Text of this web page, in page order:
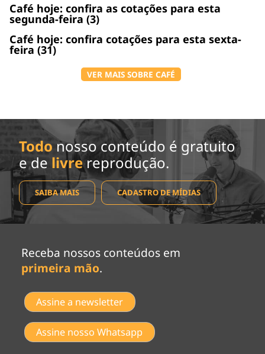
Café hoje: confira as cotações para esta
segunda-feira (3)
Café hoje: confira cotações para esta sexta-
feira (31)
VER MAIS SOBRE CAFÉ
Todo nosso conteúdo é gratuito
e de livrereprodução.
SAIBA MAIS CADASTRO DE MÍDIAS
Receba nossos conteúdos em
primeira mão.
Assine a newsletter
Assine nosso Whatsapp